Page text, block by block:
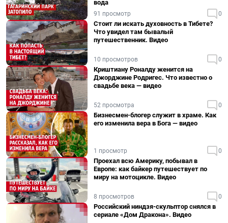
вода
91 просмотр 0
Стоит ли искать духовность в Тибете?
Что увидел там бывалый
путешественник. Видео
10 просмотров 0
Криштиану Роналду женится на
Джорджине Родригес. Что известно о
свадьбе века — видео
52 просмотра 0
Бизнесмен-блогер служит в храме. Как
его изменила вера в Бога — видео
1 просмотр 0
Проехал всю Америку, побывал в
Европе: как байкер путешествует по
миру на мотоцикле. Видео
8 просмотров 0
Российский ниндзя-скульптор снялся в
сериале «Дом Дракона». Видео